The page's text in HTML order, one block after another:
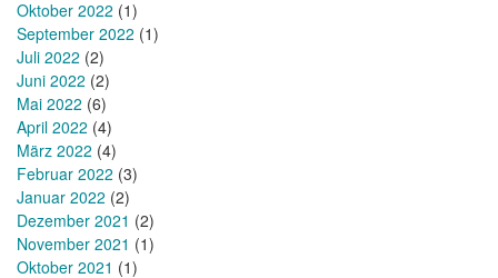
Oktober 2022 (1)
September 2022 (1)
Juli 2022 (2)
Juni 2022 (2)
Mai 2022 (6)
April 2022 (4)
März 2022 (4)
Februar 2022 (3)
Januar 2022 (2)
Dezember 2021 (2)
November 2021 (1)
Oktober 2021 (1)